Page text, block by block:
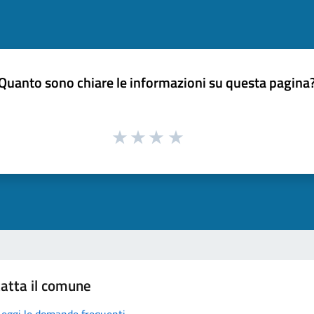
sono chiare le informazioni su questa
il comune